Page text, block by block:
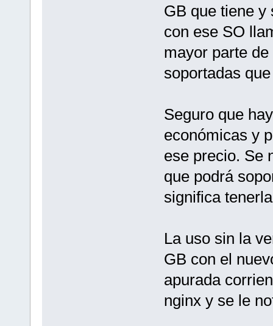
GB que tiene y
con ese SO
mayor parte
soportadas
Seguro que
económicas y
ese precio. Se
que podrá
significa
La uso sin la
GB con el
apurada
nginx y se le